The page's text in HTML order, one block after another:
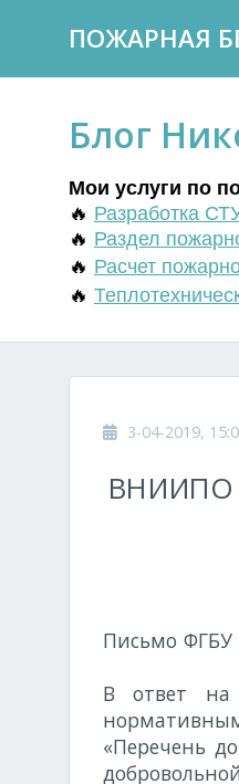
ПОЖАРНАЯ
Блог
Мои услуги по
🔥 Разработка
🔥 Раздел
🔥 Расчет
🔥 Т
3-04-2019,
ВНИИПО
Письмо ФГБУ
В ответ на
«Перечень